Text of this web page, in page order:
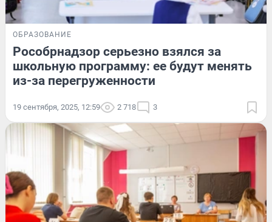
ОБРАЗОВАНИЕ
Рособрнадзор серьезно взялся за
школьную программу: ее будут менять
из-за перегруженности
19 сентября, 2025, 12:59 2 718 3